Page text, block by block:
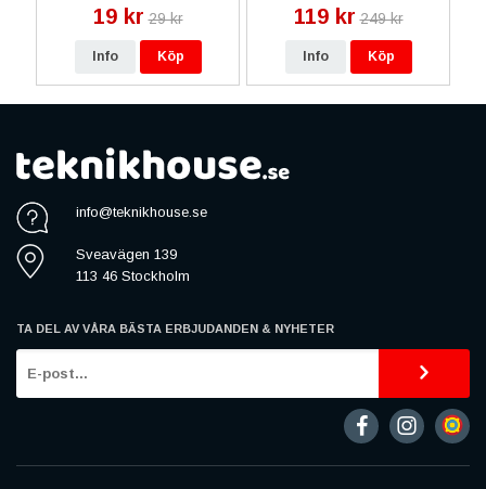
19 kr 29 kr
Info Köp
119 kr 249 kr
Info Köp
info@teknikhouse.se
Sveavägen 139
113 46 Stockholm
TA DEL AV VÅRA BÄSTA ERBJUDANDEN & NYHETER